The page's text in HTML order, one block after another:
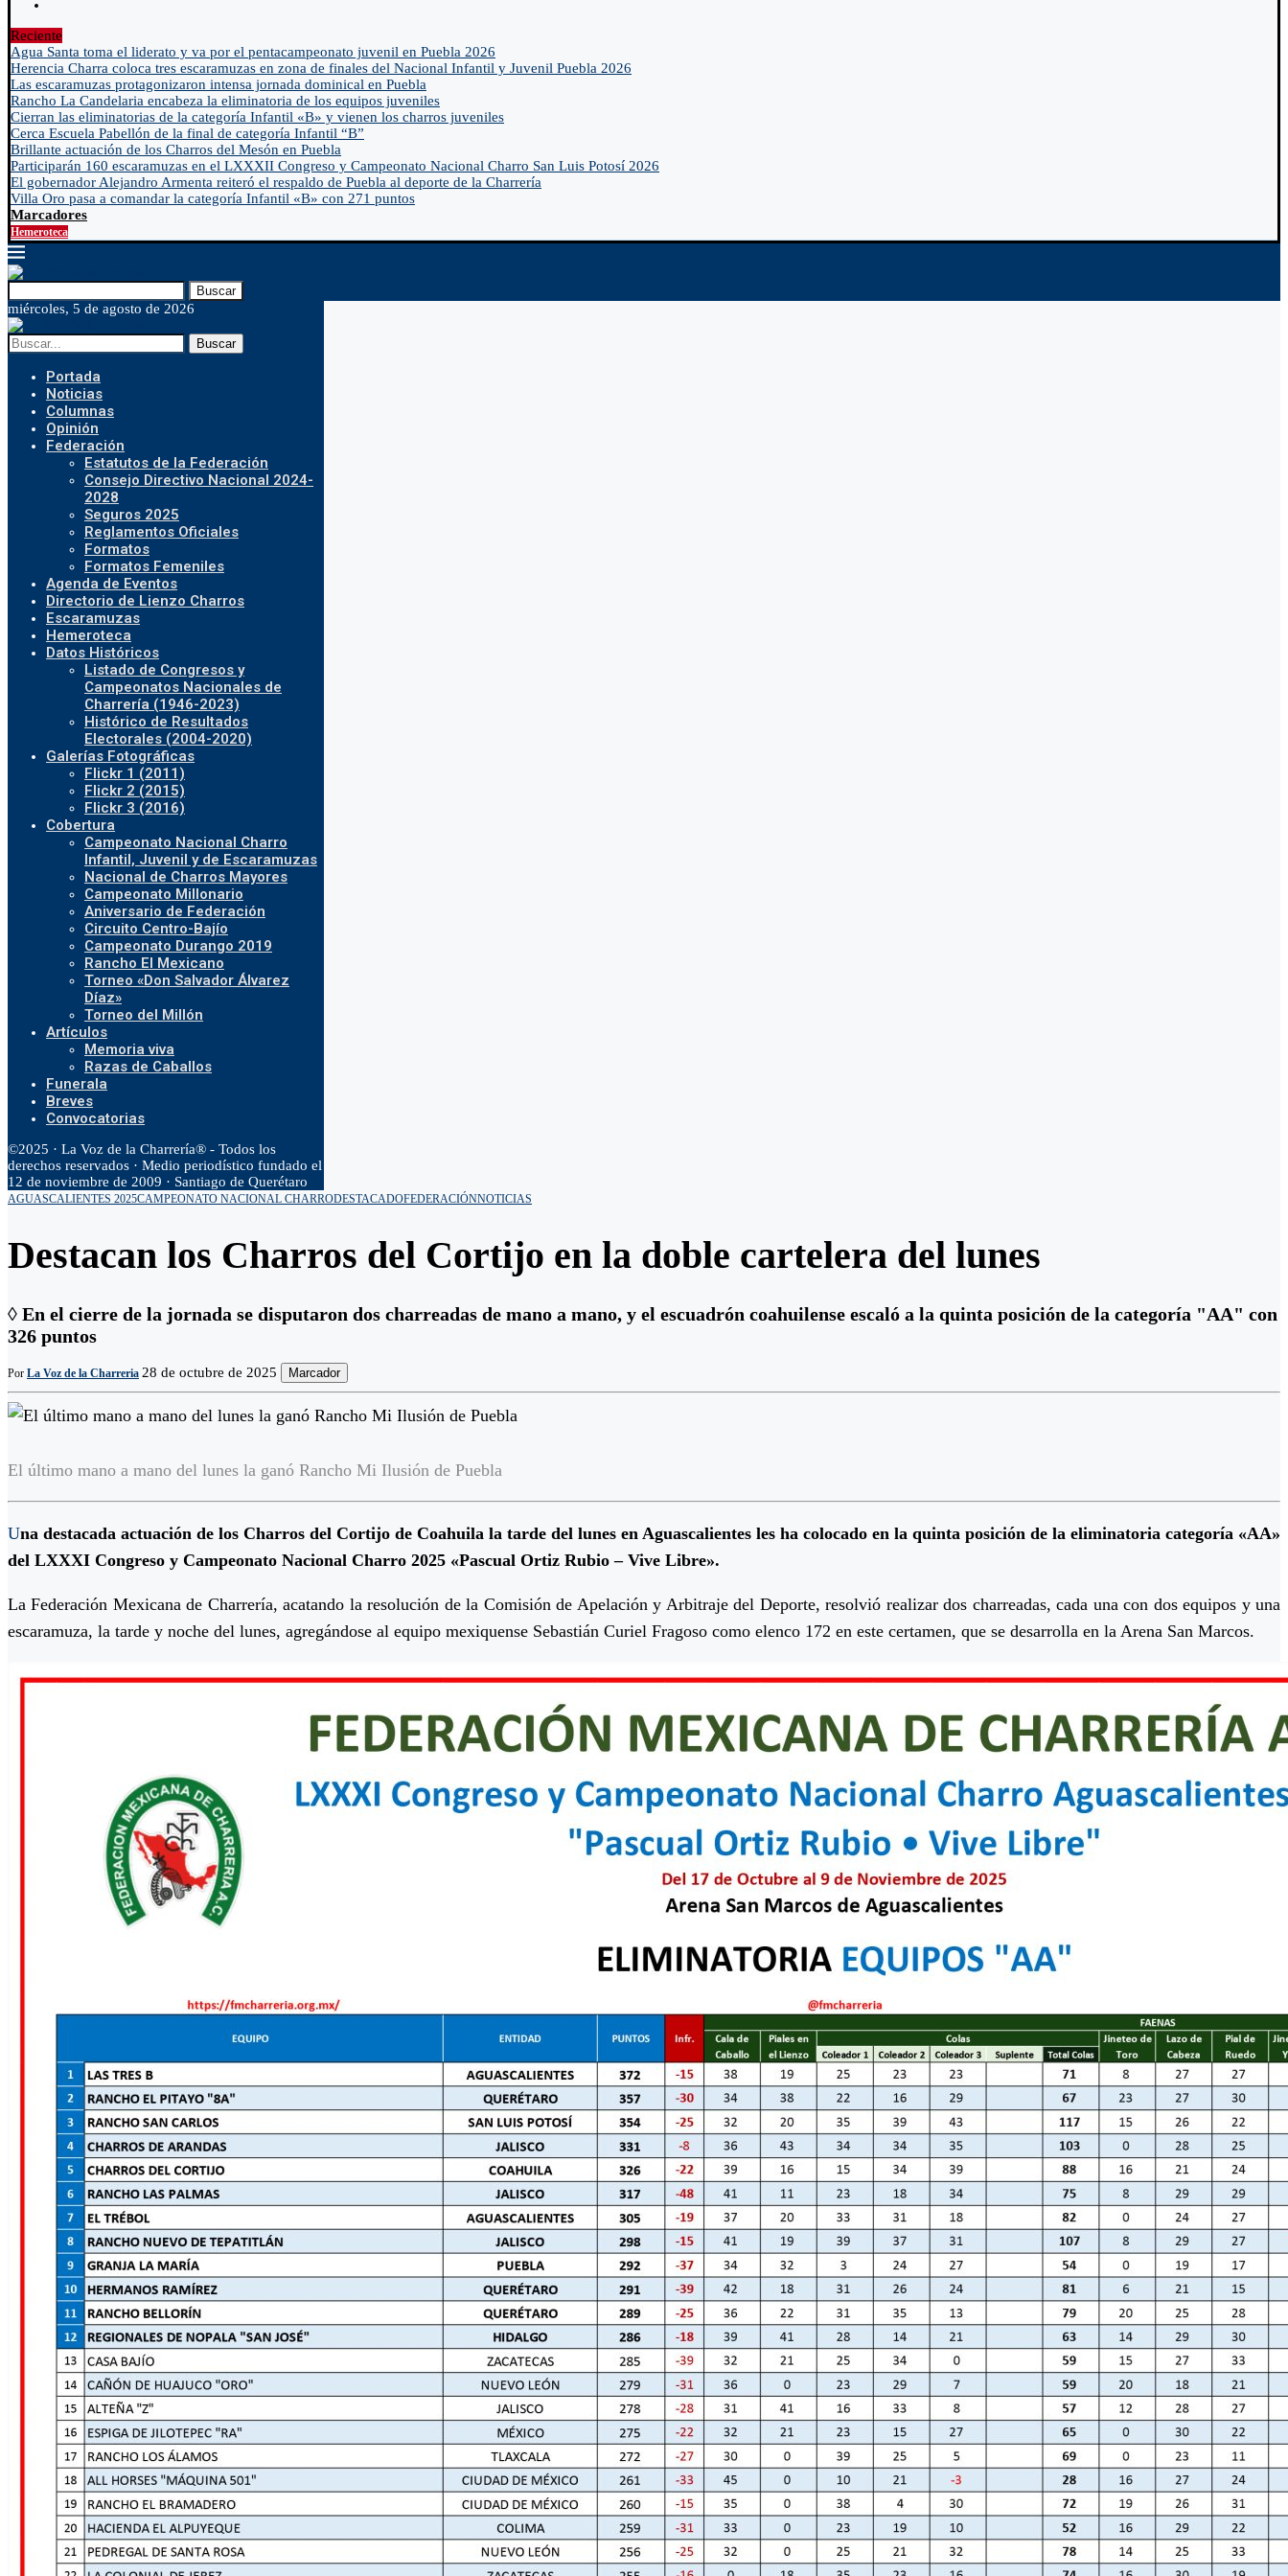
Reciente
Agua Santa toma el liderato y va por el pentacampeonato juvenil en Puebla 2026
Herencia Charra coloca tres escaramuzas en zona de finales del Nacional Infantil y Juvenil Puebla 2026
Las escaramuzas protagonizaron intensa jornada dominical en Puebla
Rancho La Candelaria encabeza la eliminatoria de los equipos juveniles
Cierran las eliminatorias de la categoría Infantil «B» y vienen los charros juveniles
Cerca Escuela Pabellón de la final de categoría Infantil “B”
Brillante actuación de los Charros del Mesón en Puebla
Participarán 160 escaramuzas en el LXXXII Congreso y Campeonato Nacional Charro San Luis Potosí 2026
El gobernador Alejandro Armenta reiteró el respaldo de Puebla al deporte de la Charrería
Villa Oro pasa a comandar la categoría Infantil «B» con 271 puntos
Marcadores
Hemeroteca
Buscar
miércoles, 5 de agosto de 2026
Buscar
Portada
Noticias
Columnas
Opinión
Federación
Estatutos de la Federación
Consejo Directivo Nacional 2024-
2028
Seguros 2025
Reglamentos Oficiales
Formatos
Formatos Femeniles
Agenda de Eventos
Directorio de Lienzo Charros
Escaramuzas
Hemeroteca
Datos Históricos
Listado de Congresos y
Campeonatos Nacionales de
Charrería (1946-2023)
Histórico de Resultados
Electorales (2004-2020)
Galerías Fotográficas
Flickr 1 (2011)
Flickr 2 (2015)
Flickr 3 (2016)
Cobertura
Campeonato Nacional Charro
Infantil, Juvenil y de Escaramuzas
Nacional de Charros Mayores
Campeonato Millonario
Aniversario de Federación
Circuito Centro-Bajío
Campeonato Durango 2019
Rancho El Mexicano
Torneo «Don Salvador Álvarez
Díaz»
Torneo del Millón
Artículos
Memoria viva
Razas de Caballos
Funerala
Breves
Convocatorias
©2025 · La Voz de la Charrería® - Todos los
derechos reservados · Medio periodístico fundado el
12 de noviembre de 2009 · Santiago de Querétaro
AGUASCALIENTES 2025CAMPEONATO NACIONAL CHARRODESTACADOFEDERACIÓNNOTICIAS
Destacan los Charros del Cortijo en la doble cartelera del lunes
◊ En el cierre de la jornada se disputaron dos charreadas de mano a mano, y el escuadrón coahuilense escaló a la quinta posición de la categoría "AA" con
326 puntos
Por La Voz de la Charreria 28 de octubre de 2025 Marcador
El último mano a mano del lunes la ganó Rancho Mi Ilusión de Puebla
Una destacada actuación de los Charros del Cortijo de Coahuila la tarde del lunes en Aguascalientes les ha colocado en la quinta posición de la eliminatoria categoría «AA»
del LXXXI Congreso y Campeonato Nacional Charro 2025 «Pascual Ortiz Rubio – Vive Libre».
La Federación Mexicana de Charrería, acatando la resolución de la Comisión de Apelación y Arbitraje del Deporte, resolvió realizar dos charreadas, cada una con dos equipos y una
escaramuza, la tarde y noche del lunes, agregándose al equipo mexiquense Sebastián Curiel Fragoso como elenco 172 en este certamen, que se desarrolla en la Arena San Marcos.